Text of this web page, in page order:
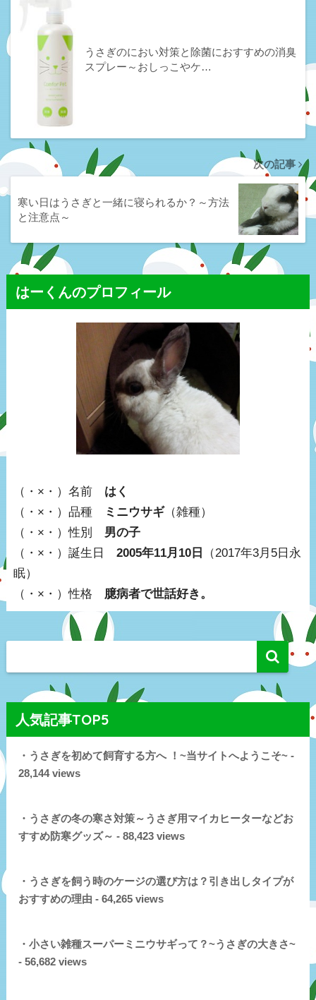
うさぎのにおい対策と除菌におすすめの消臭
スプレー～おしっこやケ…
次の記事
寒い日はうさぎと一緒に寝られるか？～方法
と注意点～
はーくんのプロフィール
（・×・）名前 はく
（・×・）品種
ミニウサギ（雑種）
（・×・）性別 男の子
（・×・）誕生日 2005年11月10日
（2017年3月5日永
眠）
（・×・）性格 臆病者で世話好き。
人気記事TOP5
・うさぎを初めて飼育する方へ ！~当サイトへようこそ~ -
28,144 views
・うさぎの冬の寒さ対策～うさぎ用マイカヒーターなどお
すすめ防寒グッズ～ - 88,423 views
・うさぎを飼う時のケージの選び方は？引き出しタイプが
おすすめの理由 - 64,265 views
・小さい雑種スーパーミニウサギって？~うさぎの大きさ~
- 56,682 views